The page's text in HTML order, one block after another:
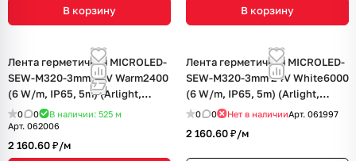
В корзину В корзину
Лента герметичная MICROLED-
SEW-M320-3mm 24V Warm2400
(6 W/m, IP65, 5m) (Arlight,
CRI>90)
0 0 В наличии: 525 м
Арт. 062006
2 160.60 ₽/м
Лента герметичная MICROLED-
SEW-M320-3mm 24V White6000
(6 W/m, IP65, 5m) (Arlight,
CRI>90)
0 0 Нет в наличииАрт. 061997
2 160.60 ₽/м